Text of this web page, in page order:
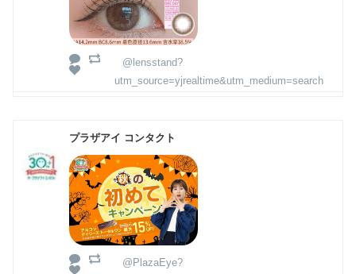
@lensstand?
utm_source=yjrealtime&utm_medium=search
プラザアイ コンタクト
@PlazaEye?